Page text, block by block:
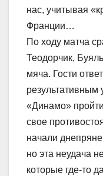
нас, учитывая
Франции…
По ходу матча
Теодорчик,
мяча. Гости
результативным
«Динамо»
свое
начали
но эта неудача
которые где-то